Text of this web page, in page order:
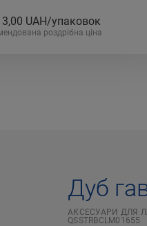
UAH/упаковок
роздрібна ціна
Дуб
АКСЕСУАРИ ДЛЯ
QSSTRBCLM01655